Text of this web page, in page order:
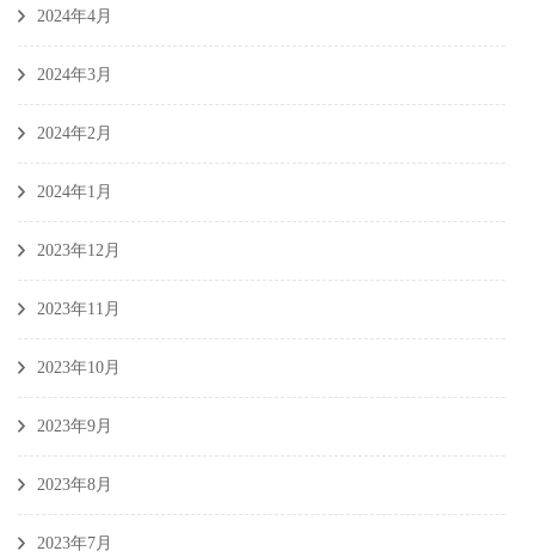
2024年4月
2024年3月
2024年2月
2024年1月
2023年12月
2023年11月
2023年10月
2023年9月
2023年8月
2023年7月